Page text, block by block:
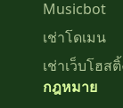
Musicbot
เช่าโดเมน
เช่าเว็บโฮส
กฎหมาย